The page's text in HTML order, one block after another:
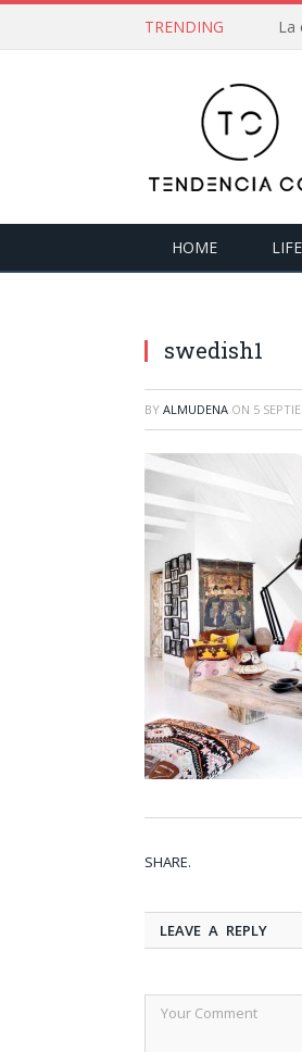
TRENDING La
HOME
swedish1
BY ALMUDENA ON 5
SHARE.
LEAVE A REPLY